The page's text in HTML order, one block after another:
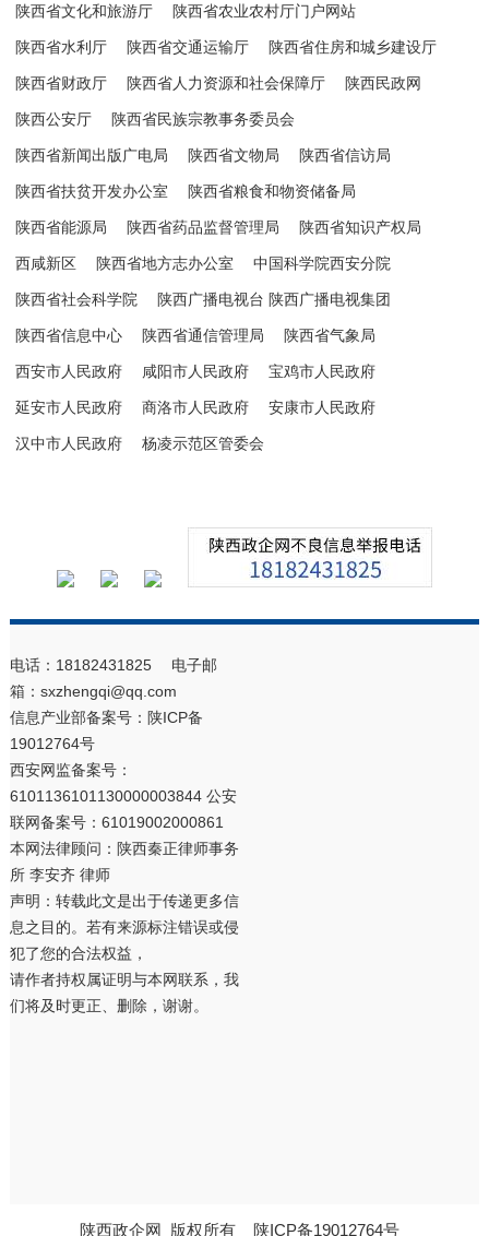
陕西省文化和旅游厅 陕西省农业农村厅门户网站
陕西省水利厅 陕西省交通运输厅 陕西省住房和城乡建设厅
陕西省财政厅 陕西省人力资源和社会保障厅 陕西民政网
陕西公安厅 陕西省民族宗教事务委员会
陕西省新闻出版广电局 陕西省文物局 陕西省信访局
陕西省扶贫开发办公室 陕西省粮食和物资储备局
陕西省能源局 陕西省药品监督管理局 陕西省知识产权局
西咸新区 陕西省地方志办公室 中国科学院西安分院
陕西省社会科学院 陕西广播电视台 陕西广播电视集团
陕西省信息中心 陕西省通信管理局 陕西省气象局
西安市人民政府 咸阳市人民政府 宝鸡市人民政府
延安市人民政府 商洛市人民政府 安康市人民政府
汉中市人民政府 杨凌示范区管委会
电话：18182431825 电子邮
箱：sxzhengqi@qq.com
信息产业部备案号： 陕ICP备
19012764号
西安网监备案号：
6101136101130000003844 公安
联网备案号：61019002000861
本网法律顾问：陕西秦正律师事务
所 李安齐 律师
声明：转载此文是出于传递更多信
息之目的。若有来源标注错误或侵
犯了您的合法权益，
请作者持权属证明与本网联系，我
们将及时更正、删除，谢谢。
陕西政企网 版权所有 陕ICP备19012764号